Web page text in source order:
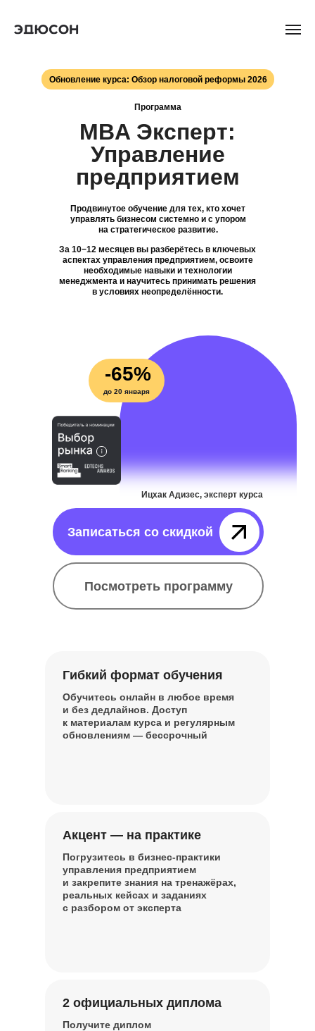
MBA Эксперт:
Управление
предприятием
-65%
до 20 января
Посмотреть программу
Записаться со скидкой⠀⠀⠀⠀
Ицхак Адизес, эксперт курса
Продвинутое обучение для тех, кто хочет
управлять бизнесом системно и с упором
на стратегическое развитие.
За 10−12 месяцев вы разберётесь в ключевых
аспектах управления предприятием, освоите
необходимые навыки и технологии
менеджмента и научитесь принимать решения
в условиях неопределённости.
Программа
Обновление курса: Обзор налоговой реформы 2026
2 официальных диплома
Получите диплом
Акцент — на практике
Погрузитесь в бизнес-практики
управления предприятием
и закрепите знания на тренажёрах,
реальных кейсах и заданиях
с разбором от эксперта
Гибкий формат обучения
Обучитесь онлайн в любое время
и без дедлайнов. Доступ
к материалам курса и регулярным
обновлениям — бессрочный